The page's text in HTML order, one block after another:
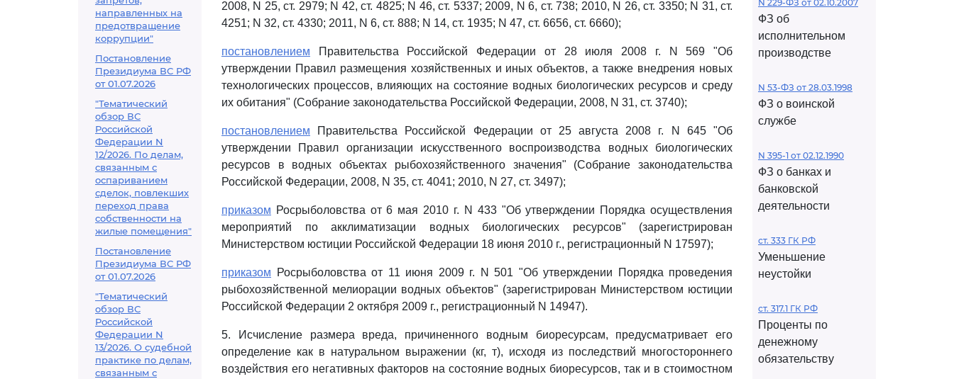
направленных на
предотвращение
коррупции"
Постановление
Президиума ВС РФ
от 01.07.2026
"Тематический
обзор ВС
Российской
Федерации N
12/2026. По делам,
связанным с
оспариванием
сделок, повлекших
переход права
собственности на
жилые помещения"
Постановление
Президиума ВС РФ
от 01.07.2026
"Тематический
обзор ВС
Российской
Федерации N
13/2026. О судебной
практике по делам,
связанным с
2008, N 25, ст. 2979; N 42, ст. 4825; N 46, ст. 5337; 2009, N 6, ст. 738; 2010, N 26, ст. 3350; N 31, ст.
4251; N 32, ст. 4330; 2011, N 6, ст. 888; N 14, ст. 1935; N 47, ст. 6656, ст. 6660);
постановлением Правительства Российской Федерации от 28 июля 2008 г. N 569 "Об
утверждении Правил размещения хозяйственных и иных объектов, а также внедрения новых
технологических процессов, влияющих на состояние водных биологических ресурсов и среду
их обитания" (Собрание законодательства Российской Федерации, 2008, N 31, ст. 3740);
постановлением Правительства Российской Федерации от 25 августа 2008 г. N 645 "Об
утверждении Правил организации искусственного воспроизводства водных биологических
ресурсов в водных объектах рыбохозяйственного значения" (Собрание законодательства
Российской Федерации, 2008, N 35, ст. 4041; 2010, N 27, ст. 3497);
приказом Росрыболовства от 6 мая 2010 г. N 433 "Об утверждении Порядка осуществления
мероприятий по акклиматизации водных биологических ресурсов" (зарегистрирован
Министерством юстиции Российской Федерации 18 июня 2010 г., регистрационный N 17597);
приказом Росрыболовства от 11 июня 2009 г. N 501 "Об утверждении Порядка проведения
рыбохозяйственной мелиорации водных объектов" (зарегистрирован Министерством юстиции
Российской Федерации 2 октября 2009 г., регистрационный N 14947).
5. Исчисление размера вреда, причиненного водным биоресурсам, предусматривает его
определение как в натуральном выражении (кг, т), исходя из последствий многостороннего
воздействия его негативных факторов на состояние водных биоресурсов, так и в стоимостном
N 229-ФЗ от 02.10.2007
ФЗ об
исполнительном
производстве
N 53-ФЗ от 28.03.1998
ФЗ о воинской
службе
N 395-1 от 02.12.1990
ФЗ о банках и
банковской
деятельности
ст. 333 ГК РФ
Уменьшение
неустойки
ст. 317.1 ГК РФ
Проценты по
денежному
обязательству